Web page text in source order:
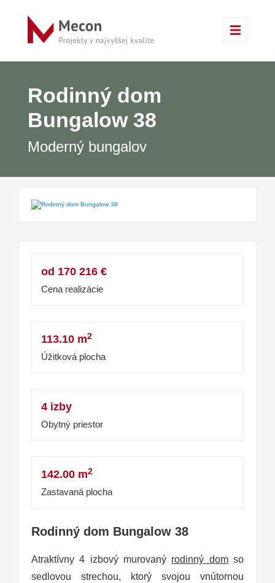
Rodinný dom
Bungalow 38
Moderný bungalov
od 170 216 €
Cena realizácie
113.10 m2
Úžitková plocha
4 izby
Obytný priestor
142.00 m2
Zastavaná plocha
Rodinný dom Bungalow 38
Atraktívny 4 izbový murovaný rodinný domso
sedlovou strechou, ktorý svojou vnútornou